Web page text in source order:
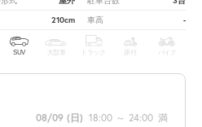
210cm 車高 -
SUV 大型車 トラック 原付 バイク
08/09 (日) 18:00 ～ 24:00 満